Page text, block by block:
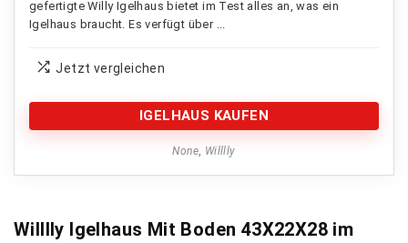
gefertigte Willy Igelhaus bietet im Test alles an, was ein
Igelhaus braucht. Es verfügt über ...
Jetzt vergleichen
IGELHAUS KAUFEN
None, Willlly
Willlly Igelhaus Mit Boden 43X22X28 im